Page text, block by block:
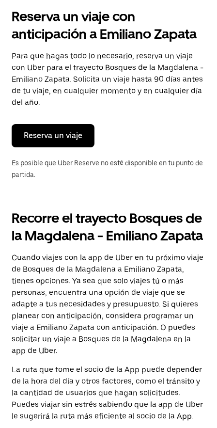
el
y
selecciona
una
fecha.
Presiona
la
tecla Esc
para
cerrar
calendario.
Reserva un viaje con
anticipación a Emiliano Zapata
Para que hagas todo lo necesario, reserva un viaje
con Uber para el trayecto Bosques de la Magdalena -
Emiliano Zapata. Solicita un viaje hasta 90 días antes
de tu viaje, en cualquier momento y en cualquier día
del año.
Reserva un viaje
Es posible que Uber Reserve no esté disponible en tu punto de
partida.
Recorre el trayecto Bosques de
la Magdalena - Emiliano Zapata
Cuando viajes con la app de Uber en tu próximo viaje
de Bosques de la Magdalena a Emiliano Zapata,
tienes opciones. Ya sea que solo viajes tú o más
personas, encuentra una opción de viaje que se
adapte a tus necesidades y presupuesto. Si quieres
planear con anticipación, considera programar un
viaje a Emiliano Zapata con anticipación. O puedes
solicitar un viaje a Bosques de la Magdalena en la
app de Uber.
La ruta que tome el socio de la App puede depender
de la hora del día y otros factores, como el tránsito y
la cantidad de usuarios que hagan solicitudes.
Puedes viajar sin estrés sabiendo que la app de Uber
le sugerirá la ruta más eficiente al socio de la App.